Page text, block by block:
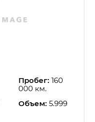
Пробег: 160
000 км.
Объем: 5.999